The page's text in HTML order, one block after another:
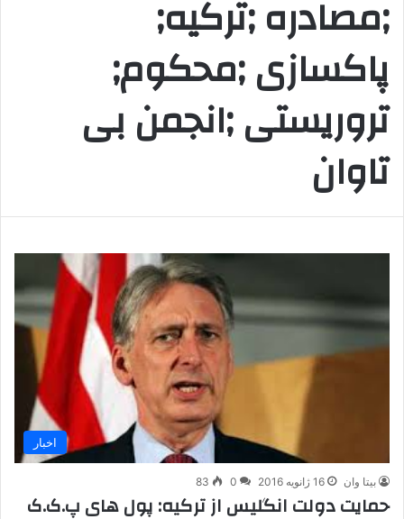
;مصادره ;ترکیه;
پاکسازی ;محکوم;
تروریستی ;انجمن بی
تاوان
اخبار
بیتا وان 16 ژانویه 2016 0
83
حمایت دولت انگلیس از ترکیه: پول های پ.ک.ک